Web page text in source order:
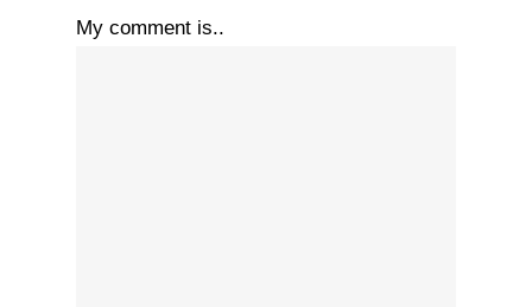
My comment is..